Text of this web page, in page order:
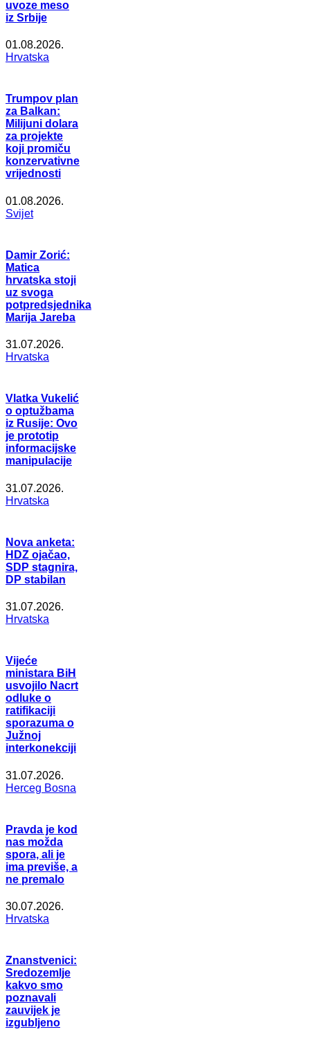
uvoze meso
iz Srbije
01.08.2026.
Hrvatska
Trumpov plan
za Balkan:
Milijuni dolara
za projekte
koji promiču
konzervativne
vrijednosti
01.08.2026.
Svijet
Damir Zorić:
Matica
hrvatska stoji
uz svoga
potpredsjednika
Marija Jareba
31.07.2026.
Hrvatska
Vlatka Vukelić
o optužbama
iz Rusije: Ovo
je prototip
informacijske
manipulacije
31.07.2026.
Hrvatska
Nova anketa:
HDZ ojačao,
SDP stagnira,
DP stabilan
31.07.2026.
Hrvatska
Vijeće
ministara BiH
usvojilo Nacrt
odluke o
ratifikaciji
sporazuma o
Južnoj
interkonekciji
31.07.2026.
Herceg Bosna
Pravda je kod
nas možda
spora, ali je
ima previše, a
ne premalo
30.07.2026.
Hrvatska
Znanstvenici:
Sredozemlje
kakvo smo
poznavali
zauvijek je
izgubljeno